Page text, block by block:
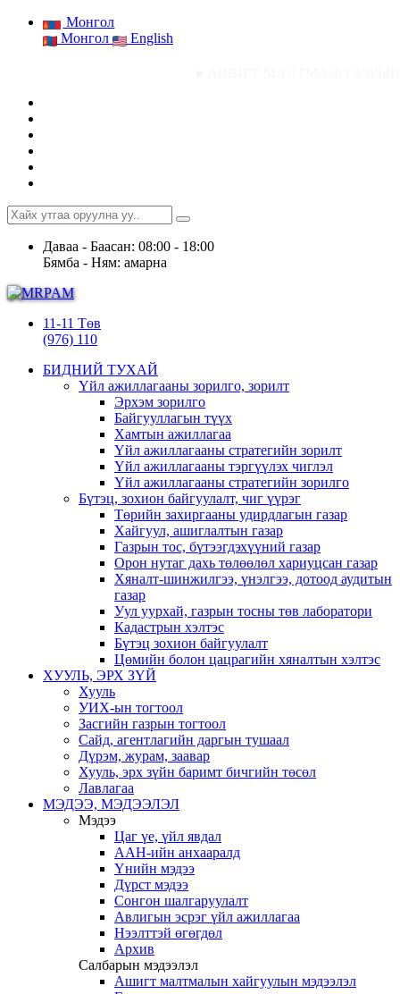
Монгол
Монгол
English
Даваа - Баасан: 08:00 - 18:00
Бямба - Ням: амарна
11-11 Төв
(976) 110
БИДНИЙ ТУХАЙ
Үйл ажиллагааны зорилго, зорилт
Эрхэм зорилго
Байгууллагын түүх
Хамтын ажиллагаа
Үйл ажиллагааны стратегийн зорилт
Үйл ажиллагааны тэргүүлэх чиглэл
Үйл ажиллагааны стратегийн зорилго
Бүтэц, зохион байгуулалт, чиг үүрэг
Төрийн захиргааны удирдлагын газар
Хайгуул, ашиглалтын газар
Газрын тос, бүтээгдэхүүний газар
Орон нутаг дахь төлөөлөл хариуцсан газар
Хяналт-шинжилгээ, үнэлгээ, дотоод аудитын
газар
Уул уурхай, газрын тосны төв лаборатори
Кадастрын хэлтэс
Бүтэц зохион байгуулалт
Цөмийн болон цацрагийн хяналтын хэлтэс
ХУУЛЬ, ЭРХ ЗҮЙ
Хууль
УИХ-ын тогтоол
Засгийн газрын тогтоол
Сайд, агентлагийн даргын тушаал
Дүрэм, журам, заавар
Хууль, эрх зүйн баримт бичгийн төсөл
Лавлагаа
МЭДЭЭ, МЭДЭЭЛЭЛ
Мэдээ
Цаг үе, үйл явдал
ААН-ийн анхааралд
Үнийн мэдээ
Дүрст мэдээ
Сонгон шалгаруулалт
Авлигын эсрэг үйл ажиллагаа
Нээлттэй өгөгдөл
Архив
Салбарын мэдээлэл
Ашигт малтмалын хайгуулын мэдээлэл